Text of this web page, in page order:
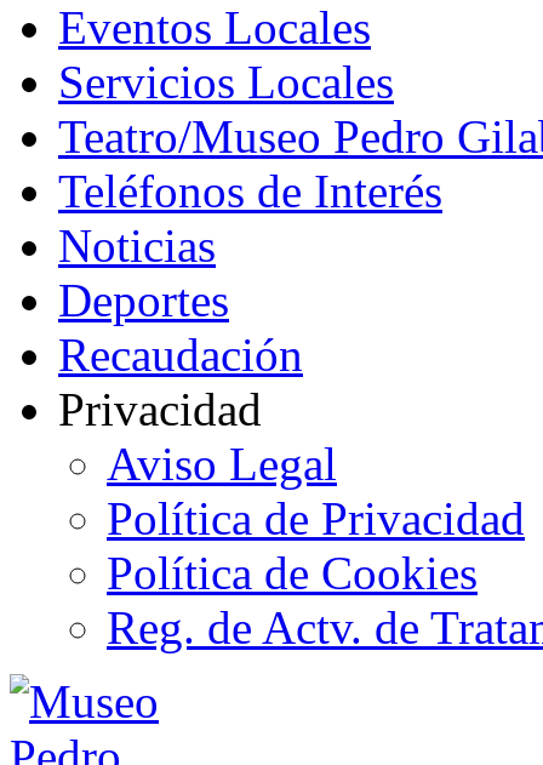
Eventos Locales
Servicios Locales
Teatro/Museo Pedro
Teléfonos de Interés
Noticias
Deportes
Recaudación
Privacidad
Aviso Legal
Política de Privacidad
Política de Cookies
Reg. de Actv. de